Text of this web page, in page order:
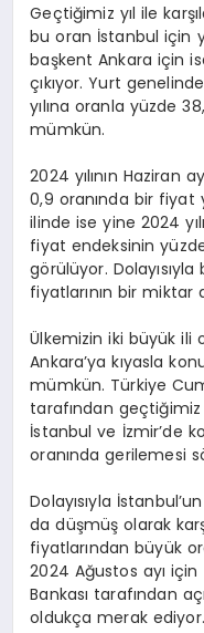
Geçtiğimiz yıl ile
bu oran İstanbul için
başkent Ankara için
çıkıyor. Yurt
yılına oranla yüzde
mümkün.
2024 yılının Haziran
0,9 oranında bir fiyat
ilinde ise yine 2024
fiyat endeksinin
görülüyor.
fiyatlarının bir miktar
Ülkemizin iki büyük ili
Ankara’ya kıyasla
mümkün. Türkiye
tarafından
İstanbul ve İzmir’de
oranında gerilemesi
Dolayısıyla
da düşmüş olarak
fiyatlarından büyük
2024 Ağustos ayı
Bankası tarafından
oldukça merak ediyor.